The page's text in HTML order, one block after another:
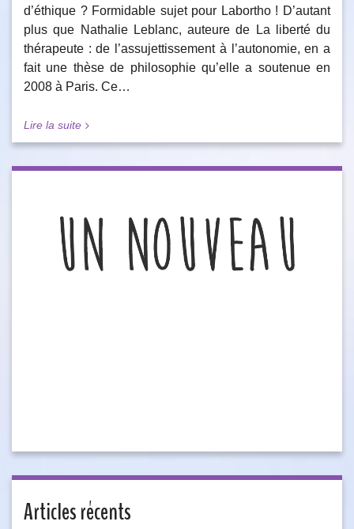
d’éthique ? Formidable sujet pour Labortho ! D’autant
plus que Nathalie Leblanc, auteure de La liberté du
thérapeute : de l’assujettissement à l’autonomie, en a
fait une thèse de philosophie qu’elle a soutenue en
2008 à Paris. Ce…
Lire la suite
Articles récents